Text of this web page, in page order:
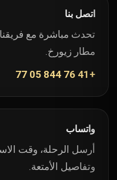
اتصل بنا
تحدث مباشرة مع
مطار زيورخ.
+41 76 844 05 77
واتساب
أرسل الرحلة، وقت
وتفاصيل الأمتعة.